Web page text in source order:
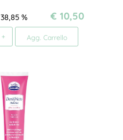
%
38,85 € 10,50
Agg. Carrello